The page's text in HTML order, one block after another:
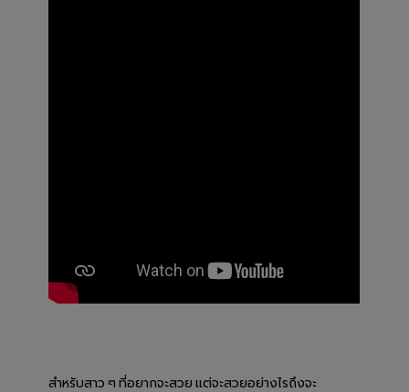
สำหรับสาว ๆ ที่อยากจะสวย แต่จะสวยอย่างไรถึงจะ